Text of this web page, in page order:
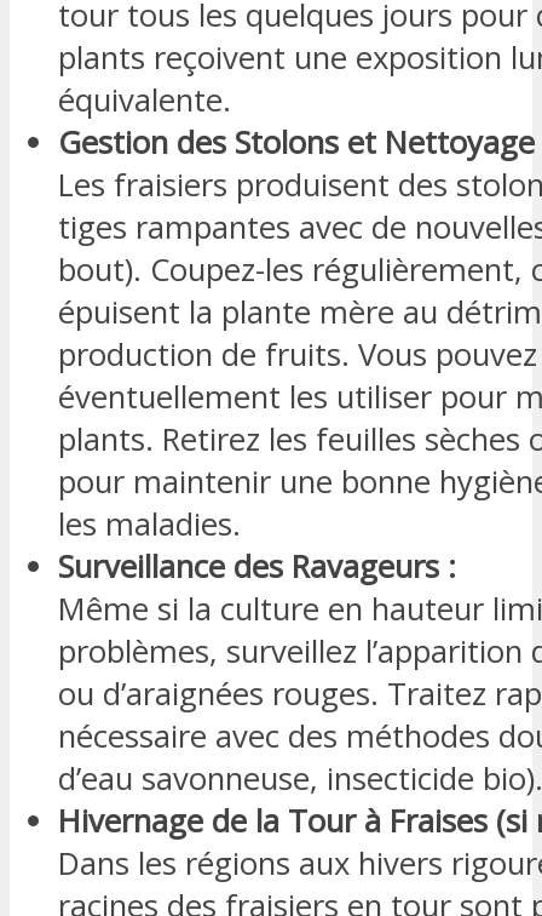
tour tous les quelques jours pour
plants reçoivent une exposition
équivalente.
Gestion des Stolons et Nettoyage
Les fraisiers produisent des
tiges rampantes avec de
bout). Coupez-les régulièrement,
épuisent la plante mère au
production de fruits. Vous pouvez
éventuellement les utiliser pour
plants. Retirez les feuilles sèches
pour maintenir une bonne
les maladies.
Surveillance des Ravageurs :
Même si la culture en hauteur
problèmes, surveillez l’apparition
ou d’araignées rouges. Traitez
nécessaire avec des méthodes
d’eau savonneuse, insecticide bio).
Hivernage de la Tour à Fraises (si
Dans les régions aux hivers
racines des fraisiers en tour sont